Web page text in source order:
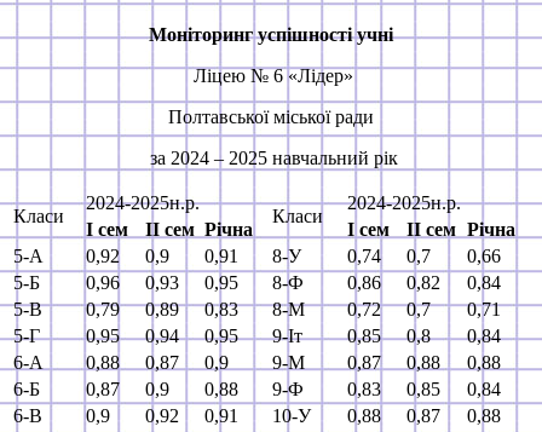
Моніторинг успішності учні
Ліцею № 6 «Лідер»
Полтавської міської ради
за 2024 – 2025 навчальний рік
Класи
2024-2025н.р.
Класи
2024-2025н.р.
І сем ІІ сем Річна І сем ІІ сем Річна
5-А
0,92 0,9 0,91 8-У 0,74 0,7
0,66
5-Б
0,96 0,93 0,95 8-Ф 0,86 0,82
0,84
5-В
0,79 0,89 0,83 8-М 0,72 0,7
0,71
5-Г
0,95 0,94 0,95 9-Іт 0,85 0,8
0,84
6-А
0,88 0,87 0,9 9-М 0,87 0,88
0,88
6-Б
0,87 0,9 0,88 9-Ф 0,83 0,85
0,84
6-В
0,9 0,92 0,91 10-У 0,88 0,87
0,88